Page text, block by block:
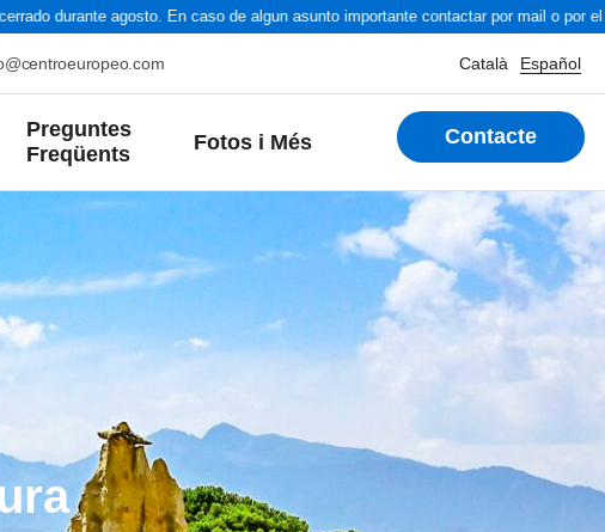
durante agosto. En caso de algun asunto importante contactar por mail o por el
Català Español
Preguntes
Freqüents
Fotos i Més Contacte